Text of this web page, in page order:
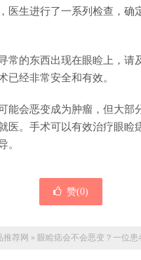
医生进行了一系列检查，
常的东西出现在眼睑上，请
已经非常安全和有效。
会恶变成为肿瘤，但大部
医。手术可以有效治疗眼睑
。
赞(0)
推荐网 » 眼睑痣会不会恶变？一位患